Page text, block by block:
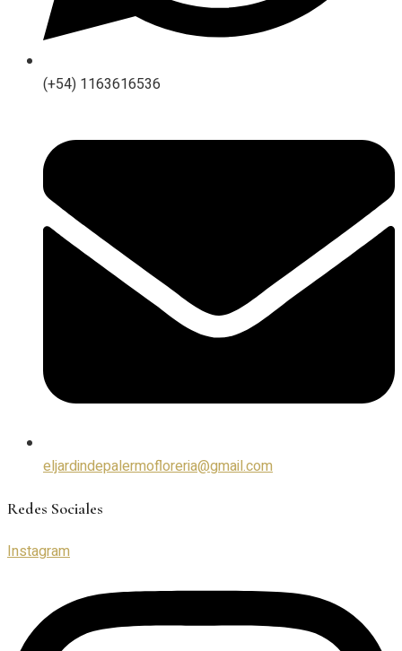
(+54) 1163616536
eljardindepalermofloreria@gmail.com
Redes Sociales
Instagram